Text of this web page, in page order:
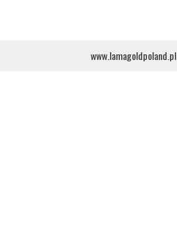
www.lamagoldpoland.pl